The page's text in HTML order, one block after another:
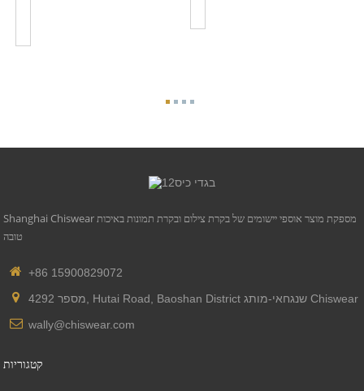
Shanghai Chiswear מספקת מוצר אוספי יישומים של בקרת צילום ובקרת תמונות באיכות
טובה
+86 15900829072
מספר 4292, Hutai Road, Baoshan District שנגחאי-מותג Chiswear
wally@chiswear.com
קטגוריות